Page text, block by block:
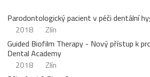
Parodontologický pacient v péči dentální
2018
Zlín
Guided Biofilm Therapy - Nový přístup k
Dental Academy
2018
Zlín